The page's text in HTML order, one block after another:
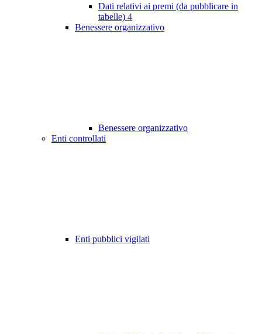
Dati relativi ai premi (da pubblicare in
tabelle) 4
Benessere organizzativo
Benessere organizzativo
Enti controllati
Enti pubblici vigilati